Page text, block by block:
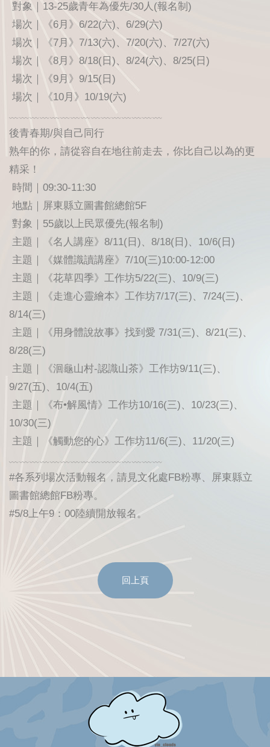
對象｜13-25歲青年為優先/30人(報名制)
場次｜《6月》6/22(六)、6/29(六)
場次｜《7月》7/13(六)、7/20(六)、7/27(六)
場次｜《8月》8/18(日)、8/24(六)、8/25(日)
場次｜《9月》9/15(日)
場次｜《10月》10/19(六)
﹏﹏﹏﹏﹏﹏﹏﹏﹏﹏﹏﹏﹏﹏﹏
後青春期/與自己同行
熟年的你，請從容自在地往前走去，你比自己以為的更
精采！
時間｜09:30-11:30
地點｜屏東縣立圖書館總館5F
對象｜55歲以上民眾優先(報名制)
主題｜《名人講座》8/11(日)、8/18(日)、10/6(日)
主題｜《媒體識讀講座》7/10(三)10:00-12:00
主題｜《花草四季》工作坊5/22(三)、10/9(三)
主題｜《走進心靈繪本》工作坊7/17(三)、7/24(三)、
8/14(三)
主題｜《用身體說故事》找到愛 7/31(三)、8/21(三)、
8/28(三)
主題｜《洄龜山村-認識山茶》工作坊9/11(三)、
9/27(五)、10/4(五)
主題｜《布•解風情》工作坊10/16(三)、10/23(三)、
10/30(三)
主題｜《觸動您的心》工作坊11/6(三)、11/20(三)
﹏﹏﹏﹏﹏﹏﹏﹏﹏﹏﹏﹏﹏﹏﹏
#各系列場次活動報名，請見文化處FB粉專、屏東縣立
圖書館總館FB粉專。
#5/8上午9：00陸續開放報名。
回上頁